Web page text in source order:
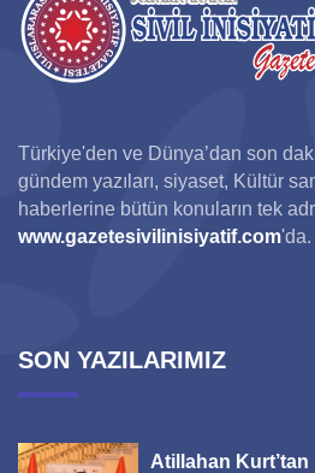
Türkiye'den ve Dünya’dan son
gündem yazıları, siyaset, Kültür
haberlerine bütün konuların tek
www.gazetesivilinisiyatif.com'da.
SON YAZILARIMIZ
Atillahan Kurt’tan